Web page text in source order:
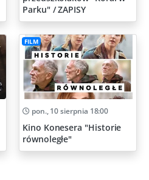
Parku" / ZAPISY
FILM
pon., 10 sierpnia 18:00
Kino Konesera "Historie
równoległe"